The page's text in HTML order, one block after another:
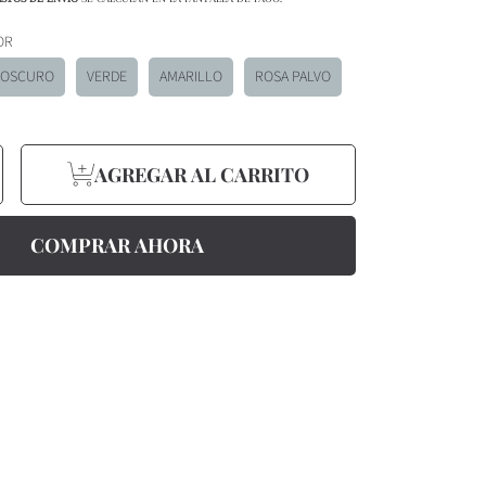
VERDE AMARILLO ROSA PALVO
nube
TERCIOPELO
AGREGAR AL CARRITO
COMPRAR AHORA